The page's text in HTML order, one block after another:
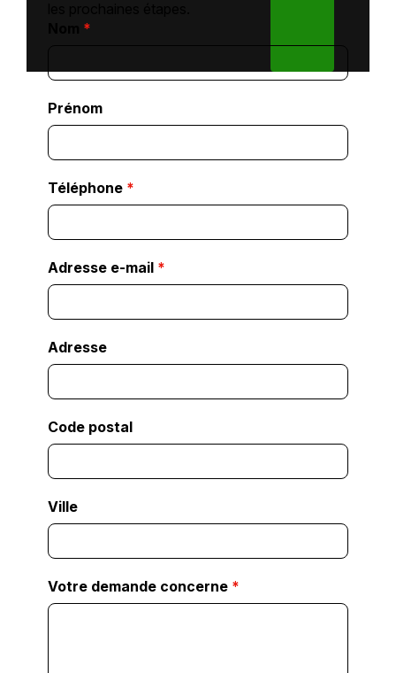
*
Prénom
Téléphone *
Adresse e-mail *
Adresse
Code postal
Ville
Votre demande concerne *